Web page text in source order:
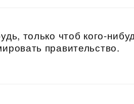
только чтоб кого-
правительство.